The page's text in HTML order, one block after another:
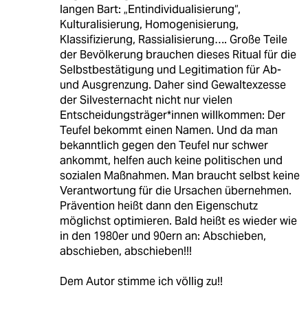
langen Bart: „Entindividualisierung“,
Kulturalisierung, Homogenisierung,
Klassifizierung, Rassialisierung…. Große Teile
der Bevölkerung brauchen dieses Ritual für die
Selbstbestätigung und Legitimation für Ab-
und Ausgrenzung. Daher sind Gewaltexzesse
der Silvesternacht nicht nur vielen
Entscheidungsträger*innen willkommen: Der
Teufel bekommt einen Namen. Und da man
bekanntlich gegen den Teufel nur schwer
ankommt, helfen auch keine politischen und
sozialen Maßnahmen. Man braucht selbst keine
Verantwortung für die Ursachen übernehmen.
Prävention heißt dann den Eigenschutz
möglichst optimieren. Bald heißt es wieder wie
in den 1980er und 90ern an: Abschieben,
abschieben, abschieben!!!
Dem Autor stimme ich völlig zu!!